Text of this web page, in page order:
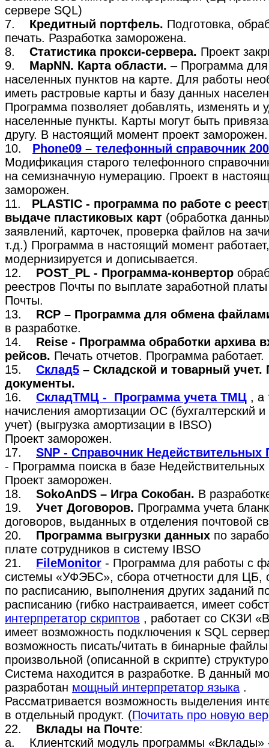
сервере SQL)
7. Кредитный портфель. Подготовка,
печать. Разработка заморожена.
8. Статистика прокси-сервера. Проект
9. MapNN. Карта области. – Программа для
населенных пунктов на карте. Для работы
иметь растровые карты и базу данных
Программа позволяет добавлять, изменять и
населенные пункты. Карты могут быть
другу. В настоящий момент проект заморожен.
10. Phone09 – телефонный справочник
Модификация старого телефонного
на семизначную нумерацию. Проект в
заморожен.
11. PLASTIC - программа по работе с
выдаче пластиковых карт (обработка
заявлений, карточек, проверка файлов на
т.д.) Программа в настоящий момент
модернизируется и дописывается.
12. POST_PL - Программа-конвертор
реестров Почты по выплате заработной
Почты.
13. RCP – Программа для обмена
в разработке.
14. Reise - Программа обработки архива
рейсов. Печать отчетов. Программа работает.
15. Склад5 – Складской и товарный
документы.
16. СкладТМЦ - Программа учета ТМЦ , а
начисления амортизации ОС (бухгалтерский
учет) (выгрузка амортизации в IBSO)
Проект заморожен.
17. SNP - Справочник Недействительных
- Программа поиска в базе Недействительных
Проект заморожен.
18. SokoAnDS – Игра Сокобан. В
19. Учет Договоров. Программа учета
договоров, выданных в отделения почтовой
20. Программа выгрузки данных по
плате сотрудников в систему IBSO
21. FileMonitor - Программа для работы с
системы «УФЭБС», сбора отчетности для ЦБ,
по расписанию, выполнения других заданий
расписанию (гибко настраивается, имеет
интерпретатор скриптов , работает со СКЗИ
имеет возможность подключения к SQL
возможность писать/читать в бинарные
произвольной (описанной в скрипте)
Система находится в разработке. В данный
разработан мощный интерпретатор языка.
Рассматривается возможность выделения
в отдельный продукт. (Почитать про новую
22.
Вклады на Почте:
a. Клиентский модуль программы «Вклады»